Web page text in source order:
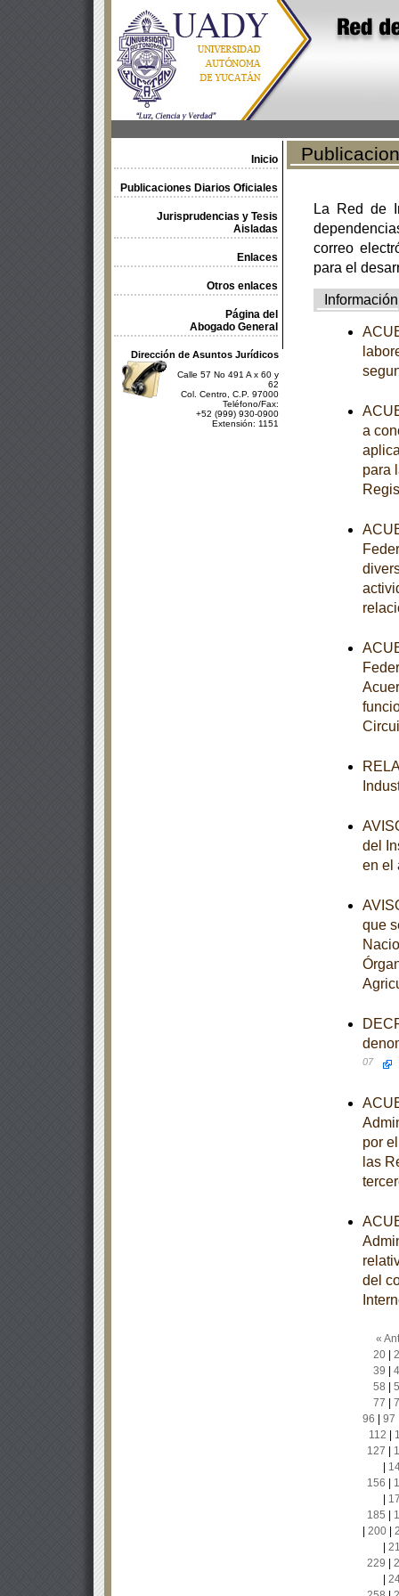
Inicio
Publicaciones Diarios Oficiales
Jurisprudencias y Tesis
Aisladas
Enlaces
Otros enlaces
Página del
Abogado General
Dirección de Asuntos Jurídicos
Calle 57 No 491 A x 60 y
62
Col. Centro, C.P. 97000
Teléfono/Fax:
+52 (999) 930-0900
Extensión: 1151
La Red de
correo
para el
Información
a
para
del
en el
que
07
por
las
del
«
20|
39
58
77
96
97
112
127
156
185
200|
229